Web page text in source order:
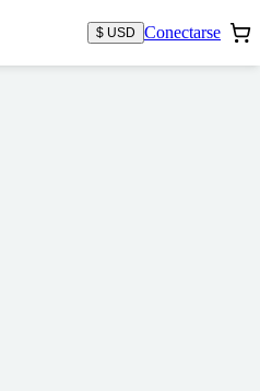
$ USD Conectarse